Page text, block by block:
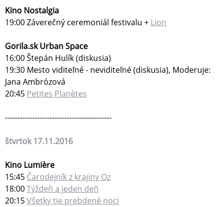
Kino Nostalgia
19:00 Záverečný ceremoniál festivalu + Lion
Gorila.sk Urban Space
16:00 Štepán Hulík (diskusia)
19:30 Mesto viditeľné - neviditeľné (diskusia), Moderuje:
Jana Ambrózová
20:45 Petites Planètes
-------------------------------------------
štvrtok 17.11.2016
Kino Lumière
15:45 Čarodejník z krajiny Oz
18:00Týždeň a jeden deň
20:15Všetky tie prebdené noci